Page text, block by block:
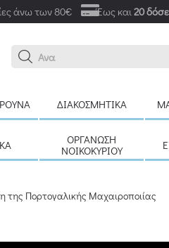
άνω των 80€ Έως και20
Αναζήτηση εδ
ΔΙΑΚΟΣΜΗΤΙΚΆ
ΟΡΓΆΝΩΣΗ
ΝΟΙΚΟΚΥΡΙΟΎ
της Πορτογαλικής Μαχαιροποιίας